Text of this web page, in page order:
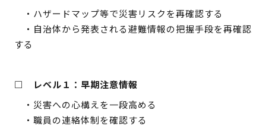
・ハザードマップ等で災害リスクを再確認する
・自治体から発表される避難情報の把握手段を再確認
する
□ レベル１：早期注意情報
・災害への心構えを一段高める
・職員の連絡体制を確認する